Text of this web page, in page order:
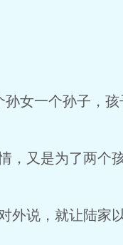
女一个孙子，孩
，又是为了两个
外说，就让陆家